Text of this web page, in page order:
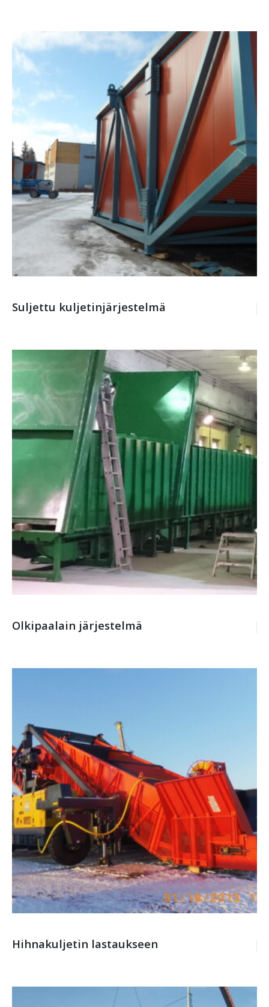
Suljettu kuljetinjärjestelmä
Olkipaalain järjestelmä
Hihnakuljetin lastaukseen